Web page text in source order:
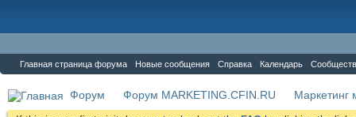
Главная страница форума Новые сообщения Справка Календарь
Форум Форум MARKETING.CFIN.RU Маркетинг